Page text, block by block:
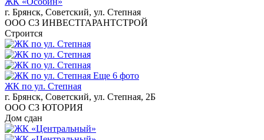
г. Брянск, Советский, ул. Степная
ООО СЗ ИНВЕСТГАРАНТСТРОЙ
Строится
Еще 6 фото
ЖК по ул. Степная
г. Брянск, Советский, ул. Степная, 2Б
ООО СЗ ЮТОРИЯ
Дом сдан